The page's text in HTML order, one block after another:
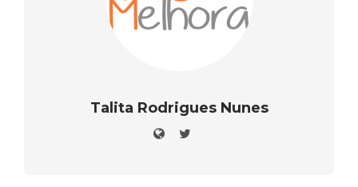
Talita Rodrigues Nunes